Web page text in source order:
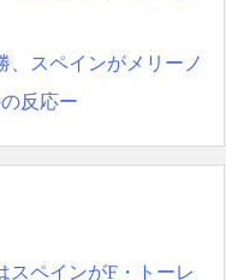
スペインがメリーノ
反応ー
ペインがF・トーレ